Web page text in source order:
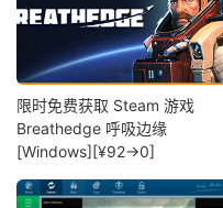
限时免费获取 Steam 游戏
Breathedge 呼吸边缘
[Windows][¥92→0]